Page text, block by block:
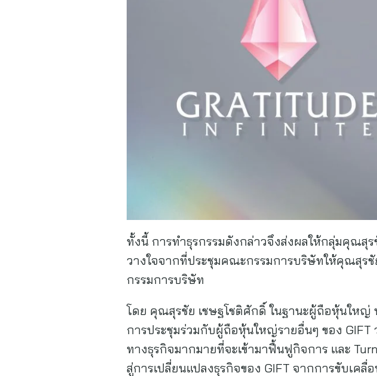
ทั้งนี้ การทำธุรกรรมดังกล่าวจึงส่งผลให้กลุ่มคุณสุ
วางใจจากที่ประชุมคณะกรรมการบริษัทให้คุณสุรชั
กรรมการบริษัท
โดย คุณสุรชัย เชษฐโชติศักดิ์ ในฐานะผู้ถือหุ้นใหญ่
การประชุมร่วมกับผู้ถือหุ้นใหญ่รายอื่นๆ ของ GIFT
ทางธุรกิจมากมายที่จะเข้ามาฟื้นฟูกิจการ และ
สู่การเปลี่ยนแปลงธุรกิจของ GIFT จากการขับเคลื่